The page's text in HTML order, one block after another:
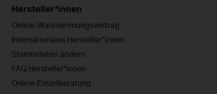
Hersteller*innen
Online-Wahrnehmungsvertrag
Internationales Hersteller*innen
Stammdaten ändern
FAQ Hersteller*innen
Online-Einzelberatung